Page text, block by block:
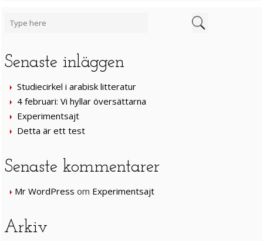
Senaste inläggen
Studiecirkel i arabisk litteratur
4 februari: Vi hyllar översättarna
Experimentsajt
Detta är ett test
Senaste kommentarer
Mr WordPress om Experimentsajt
Arkiv